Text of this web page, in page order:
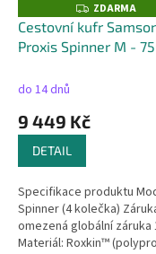
Z
D
A
R
ZDARMA
Cestovní kufr
Proxis Spinner M -
do 14 dnů
9 449 Kč
DETAIL
Specifikace produktu
Spinner (4 kolečka)
omezená globální záruka
Materiál: Roxkin™